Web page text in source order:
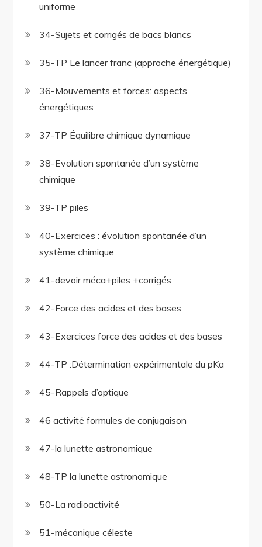
uniforme
34-Sujets et corrigés de bacs blancs
35-TP Le lancer franc (approche énergétique)
36-Mouvements et forces: aspects
énergétiques
37-TP Équilibre chimique dynamique
38-Evolution spontanée d’un système
chimique
39-TP piles
40-Exercices : évolution spontanée d’un
système chimique
41-devoir méca+piles +corrigés
42-Force des acides et des bases
43-Exercices force des acides et des bases
44-TP :Détermination expérimentale du pKa
45-Rappels d’optique
46 activité formules de conjugaison
47-la lunette astronomique
48-TP la lunette astronomique
50-La radioactivité
51-mécanique céleste